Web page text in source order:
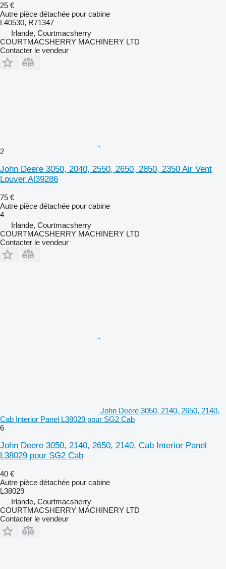
25 €
Autre pièce détachée pour cabine
L40530, R71347
Irlande, Courtmacsherry
COURTMACSHERRY MACHINERY LTD
Contacter le vendeur
2
John Deere 3050, 2040, 2550, 2650, 2850, 2350 Air Vent
Louver Al39286
75 €
Autre pièce détachée pour cabine
4
Irlande, Courtmacsherry
COURTMACSHERRY MACHINERY LTD
Contacter le vendeur
John Deere 3050, 2140, 2650, 2140,
Cab Interior Panel L38029 pour SG2 Cab
6
John Deere 3050, 2140, 2650, 2140, Cab Interior Panel
L38029 pour SG2 Cab
40 €
Autre pièce détachée pour cabine
L38029
Irlande, Courtmacsherry
COURTMACSHERRY MACHINERY LTD
Contacter le vendeur